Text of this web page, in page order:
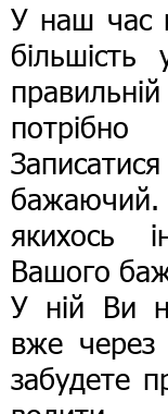
У наш час
більшість
бажаючий.
якихось
Вашого
У ній Ви
вже через
забудете